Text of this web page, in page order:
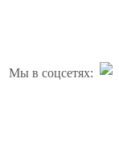
Мы в соцсетях: